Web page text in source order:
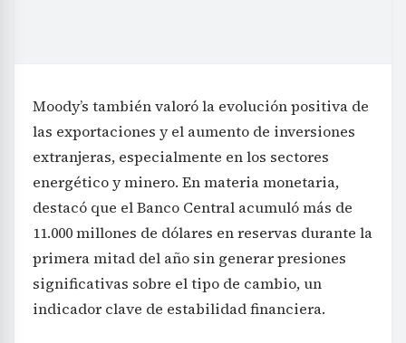
Moody’s también valoró la evolución positiva de
las exportaciones y el aumento de inversiones
extranjeras, especialmente en los sectores
energético y minero. En materia monetaria,
destacó que el Banco Central acumuló más de
11.000 millones de dólares en reservas durante la
primera mitad del año sin generar presiones
significativas sobre el tipo de cambio, un
indicador clave de estabilidad financiera.